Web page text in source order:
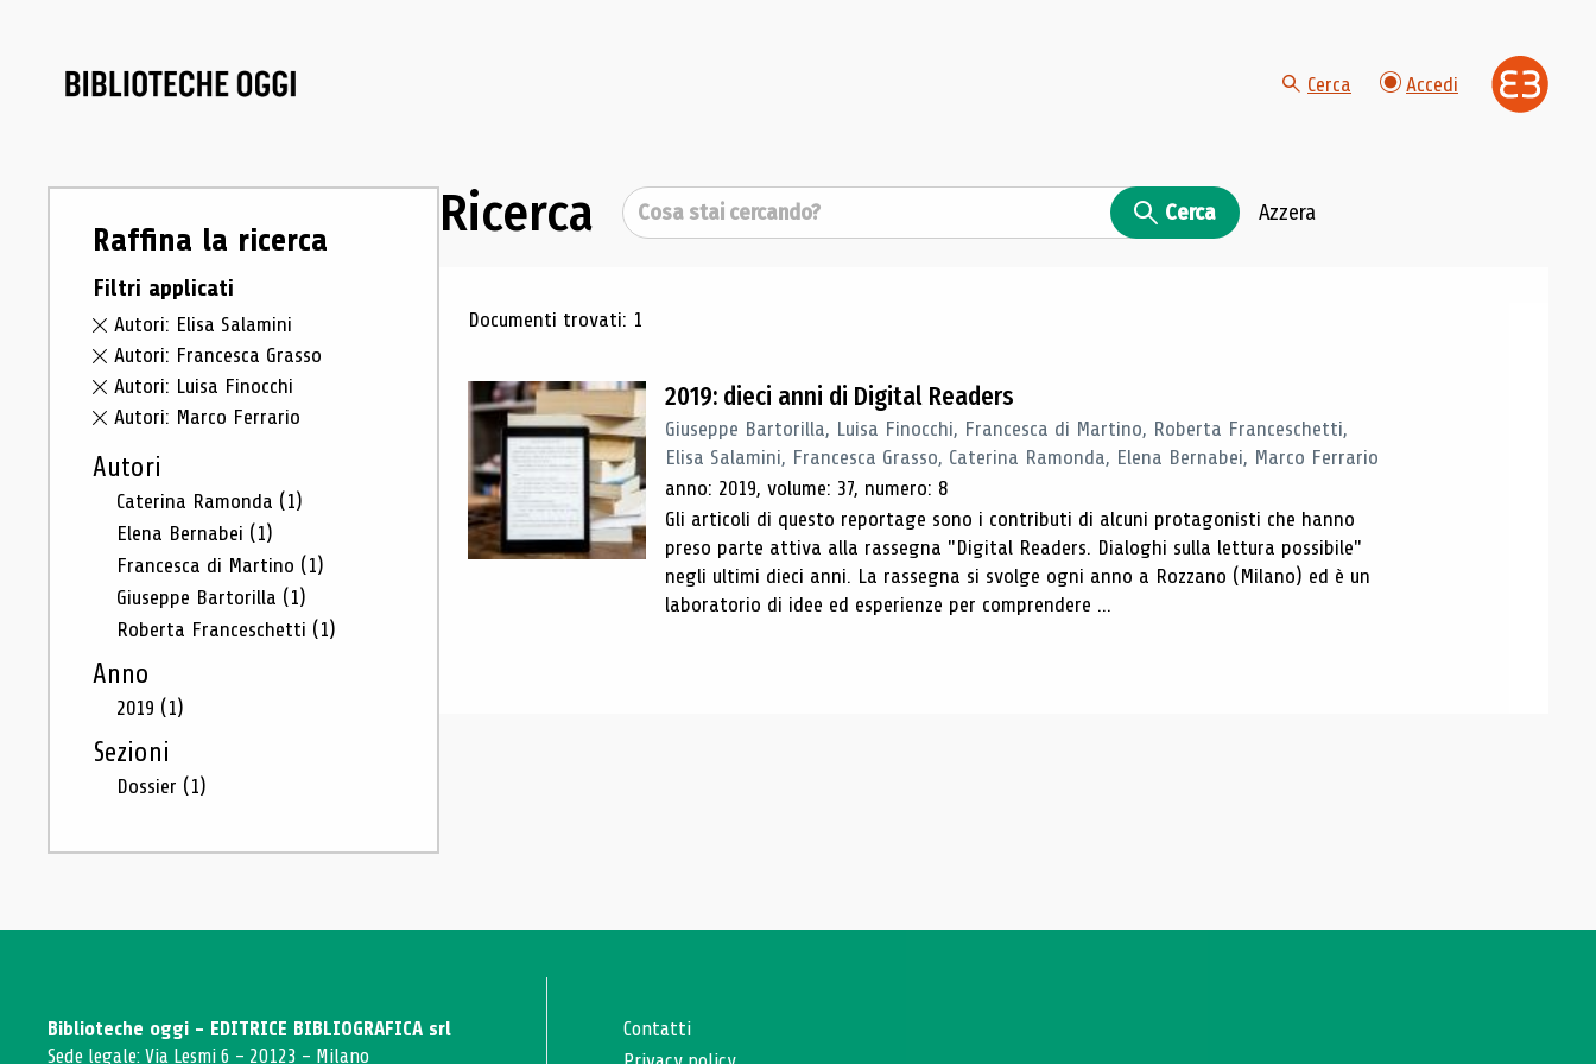
Cerca Accedi
Raffina la ricerca
Filtri applicati
Autori: Elisa Salamini
Autori: Francesca Grasso
Autori: Luisa Finocchi
Autori: Marco Ferrario
Autori
Caterina Ramonda (1)
Elena Bernabei (1)
Francesca di Martino (1)
Giuseppe Bartorilla (1)
Roberta Franceschetti (1)
Anno
2019 (1)
Sezioni
Dossier (1)
Ricerca Cerca Cerca Azzera
Risultati di ricerca
Documenti trovati: 1
2019: dieci anni di Digital Readers
Giuseppe Bartorilla, Luisa Finocchi, Francesca di Martino, Roberta Franceschetti,
Elisa Salamini, Francesca Grasso, Caterina Ramonda, Elena Bernabei, Marco Ferrario
anno: 2019, volume: 37, numero: 8
Gli articoli di questo reportage sono i contributi di alcuni protagonisti che hanno
preso parte attiva alla rassegna "Digital Readers. Dialoghi sulla lettura possibile"
negli ultimi dieci anni. La rassegna si svolge ogni anno a Rozzano (Milano) ed è un
laboratorio di idee ed esperienze per comprendere ...
Biblioteche oggi - EDITRICE BIBLIOGRAFICA srl
Sede legale: Via Lesmi 6 - 20123 - Milano
Contatti